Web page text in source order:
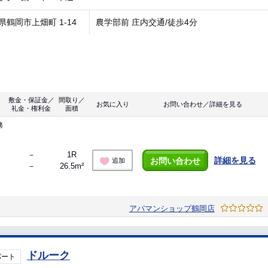
鶴岡市上畑町 1-14 農学部前 庄内交通/徒歩4分
敷金・保証金／
礼金・権利金
間取り／
面積
お気に入り お問い合わせ／詳細を見る
－
－
1R
26.5m²
追加 お問い合わせ 詳細を見る
アパマンショップ鶴岡店
ト ドルーク